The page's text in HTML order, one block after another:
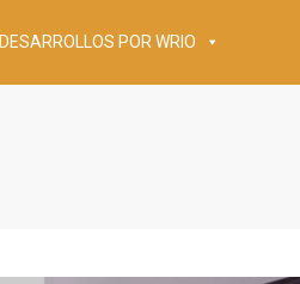
DESARROLLOS POR WRIO